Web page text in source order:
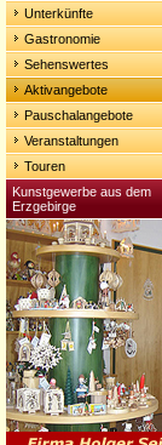
Unterkünfte
Gastronomie
Sehenswertes
Aktivangebote
Pauschalangebote
Veranstaltungen
Touren
Kunstgewerbe aus dem
Erzgebirge